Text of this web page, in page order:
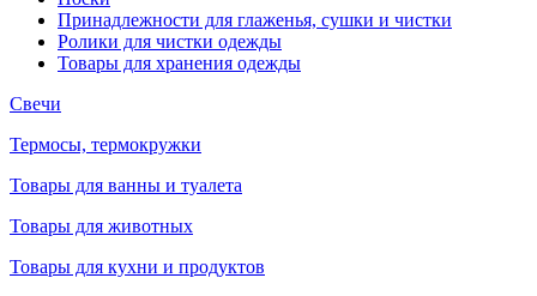
Принадлежности для глаженья, сушки и чистки
Ролики для чистки одежды
Товары для хранения одежды
Свечи
Термосы, термокружки
Товары для ванны и туалета
Товары для животных
Товары для кухни и продуктов